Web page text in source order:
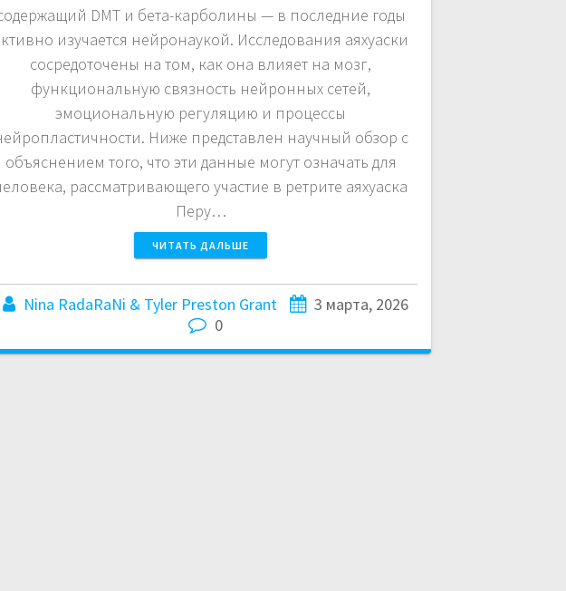
DMT и бета-карболины — в последние годы
изучается нейронаукой. Исследования аяхуаски
сосредоточены на том, как она влияет на мозг,
функциональную связность нейронных сетей,
эмоциональную регуляцию и процессы
Ниже представлен научный обзор с
объяснением того, что эти данные могут означать для
рассматривающего участие в ретрите аяхуаска
Перу…
ЧИТАТЬ ДАЛЬШЕ
Nina RadaRaNi & Tyler Preston Grant
3 марта, 2026
0